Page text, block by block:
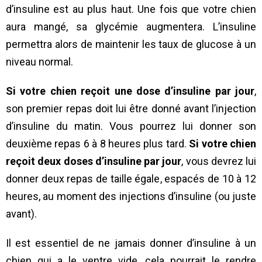
d’insuline est au plus haut. Une fois que votre chien
aura mangé, sa glycémie augmentera. L’insuline
permettra alors de maintenir les taux de glucose à un
niveau normal.
Si votre chien reçoit une dose d’insuline par jour,
son premier repas doit lui être donné avant l’injection
d’insuline du matin. Vous pourrez lui donner son
deuxième repas 6 à 8 heures plus tard. Si votre chien
reçoit deux doses d’insuline par jour, vous devrez lui
donner deux repas de taille égale, espacés de 10 à 12
heures, au moment des injections d’insuline (ou juste
avant).
Il est essentiel de ne jamais donner d’insuline à un